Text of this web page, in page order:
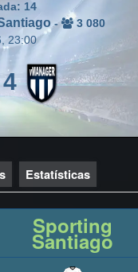
14
-
3 080
23:00
4
Estatísticas
Sporting
Santiago